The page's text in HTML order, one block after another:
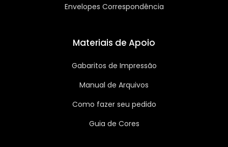
Envelopes Correspondência
Materiais de Apoio
Gabaritos de Impressão
Manual de Arquivos
Como fazer seu pedido
Guia de Cores